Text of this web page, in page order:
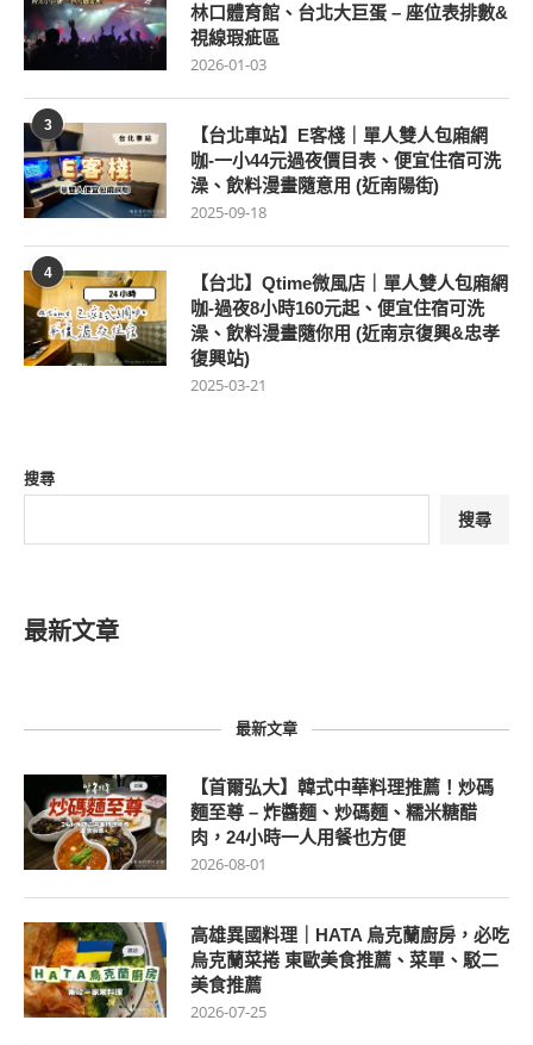
林口體育館、台北大巨蛋 – 座位表排數&
視線瑕疵區
2026-01-03
3
【台北車站】E客棧｜單人雙人包廂網
咖-一小44元過夜價目表、便宜住宿可洗
澡、飲料漫畫隨意用 (近南陽街)
2025-09-18
4
【台北】Qtime微風店｜單人雙人包廂網
咖-過夜8小時160元起、便宜住宿可洗
澡、飲料漫畫隨你用 (近南京復興&忠孝
復興站)
2025-03-21
搜尋
搜尋
最新文章
最新文章
【首爾弘大】韓式中華料理推薦！炒碼
麵至尊 – 炸醬麵、炒碼麵、糯米糖醋
肉，24小時一人用餐也方便
2026-08-01
高雄異國料理｜HATA 烏克蘭廚房，必吃
烏克蘭菜捲 東歐美食推薦、菜單、駁二
美食推薦
2026-07-25